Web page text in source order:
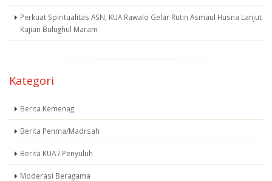
Perkuat Spiritualitas ASN, KUA Rawalo Gelar Rutin Asmaul Husna Lanjut
Kajian Bulughul Maram
Kategori
Berita Kemenag
Berita Penma/Madrsah
Berita KUA / Penyuluh
Moderasi Beragama